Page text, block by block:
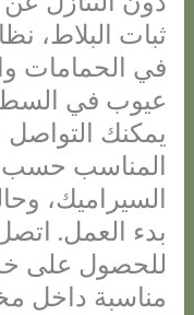
ثبات البلاط،
في الحمامات
عيوب في
يمكنك التواصل
المناسب حسب
السيراميك،
للحصول على
مناسبة داخل